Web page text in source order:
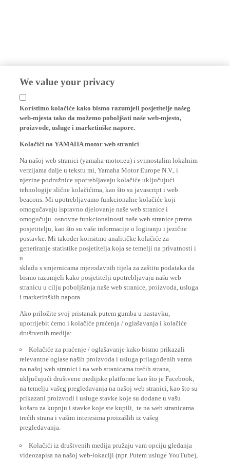
We value your privacy
web-mjesta tako da možemo poboljšati naše web-mjesto,
proizvode, usluge i marketinške napore.
verzijama dalje u tekstu mi, Yamaha Motor Europe N.V., i
njezine podružnice upotrebljavaju kolačiće uključujući
tehnologije slične kolačićima, kao što su javascript i web
beacons. Mi upotrebljavamo funkcionalne kolačiće koji
omogučavaju ispravno djelovanje naše web stranice i
omogučuju osnovne funkcionalnosti naše web stranice prema
posjetitelju, kao što su vaše informacije o logiranju i jezične
postavke. Mi također korisitmo analitičke kolačiće za
generiranje statistike posjetitelja koja se temelji na privatnosti i
u
bismo razumjeli kako posjetitelji upotrebljavaju našu web
stranicu u cilju poboljšanja naše web stranice, proizvoda, usluga
i marketinških napora.
upotrijebit ćemo i kolačiće praćenja / oglašavanja i kolačiće
društvenih medija:
relevantne oglase naših proizvoda i usluga prilagođenih vama
na našoj web stranici i na web stranicama trećih strana,
uključujući društvene medijske platforme kao što je Facebook,
na temelju vašeg pregledavanja na našoj web stranici, kao što su
prikazani proizvodi i usluge stavke koje su dodane u vašu
košaru za kupnju i stavke koje ste kupili, te na web stranicama
trećih strana i vašim interesima proizašlih iz vašeg
videozapisa na našoj web-lokaciji (npr. Putem usluge YouTube),